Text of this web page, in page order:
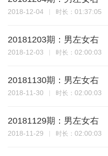
2018-12-04 时长： 01:37:05
20181203期：男左女右
2018-12-03 时长： 02:00:03
20181130期：男左女右
2018-11-30 时长： 02:00:03
20181129期：男左女右
2018-11-29 时长： 02:00:03